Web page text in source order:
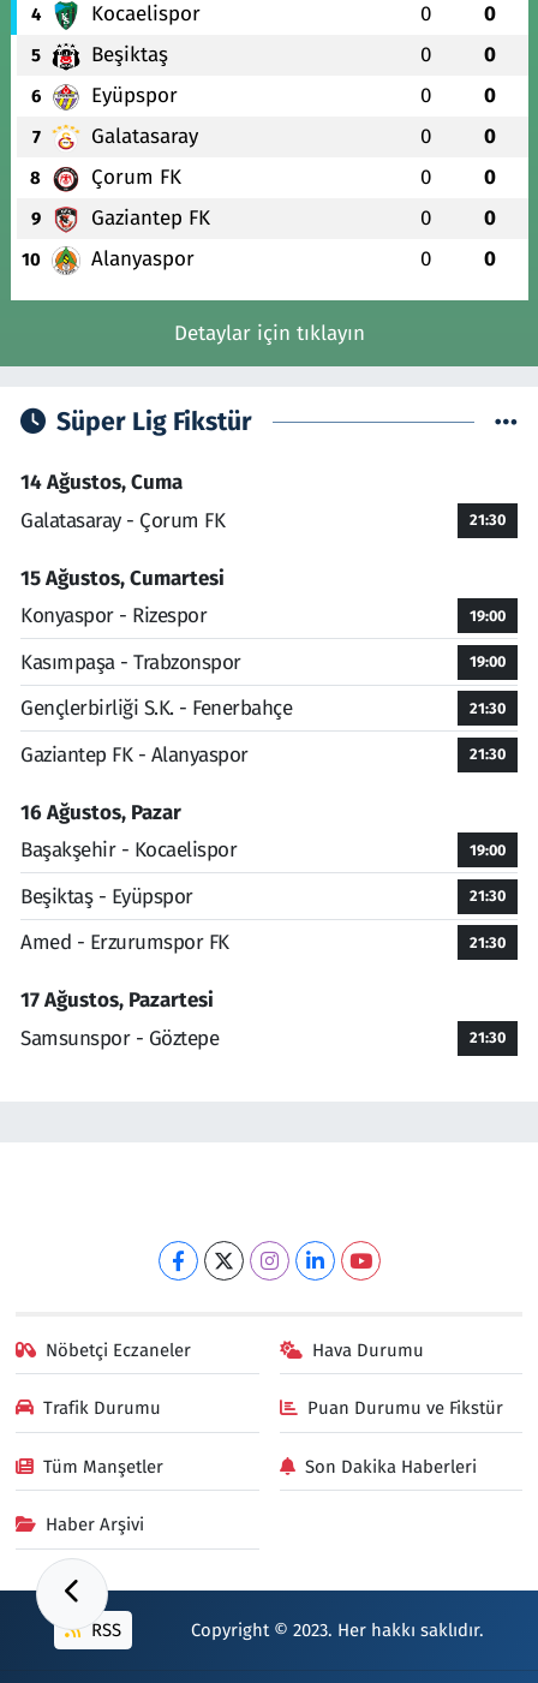
4 Kocaelispor 0 0
5 Beşiktaş 0 0
6 Eyüpspor 0 0
7 Galatasaray 0 0
8 Çorum FK 0 0
9 Gaziantep FK 0 0
10 Alanyaspor 0 0
Detaylar için tıklayın
Süper Lig Fikstür
14 Ağustos, Cuma
Galatasaray - Çorum FK
21:30
15 Ağustos, Cumartesi
Konyaspor - Rizespor
19:00
Kasımpaşa - Trabzonspor 19:00
Gençlerbirliği S.K. - Fenerbahçe 21:30
Gaziantep FK - Alanyaspor 21:30
16 Ağustos, Pazar
Başakşehir - Kocaelispor
19:00
Beşiktaş - Eyüpspor 21:30
Amed - Erzurumspor FK 21:30
17 Ağustos, Pazartesi
Samsunspor - Göztepe
21:30
Nöbetçi Eczaneler Hava Durumu
Trafik Durumu Puan Durumu ve Fikstür
Tüm Manşetler Son Dakika Haberleri
Haber Arşivi
RSS Copyright © 2023. Her hakkı saklıdır.